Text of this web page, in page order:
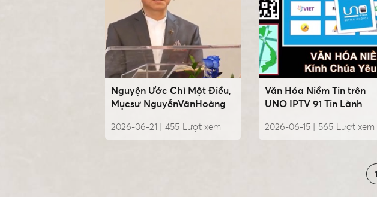
Nguyện Ước Chỉ Một Điều,
Mụcsư NguyễnVănHoàng
2026-06-21 | Lượt xem
455
Văn Hóa Niềm Tin trên
UNO IPTV 91 Tin Lành
2026-06-15 | Lượt xem
565
1